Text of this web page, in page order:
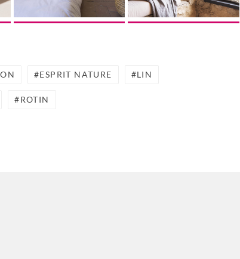
ESPRIT NATURE LIN
ROTIN